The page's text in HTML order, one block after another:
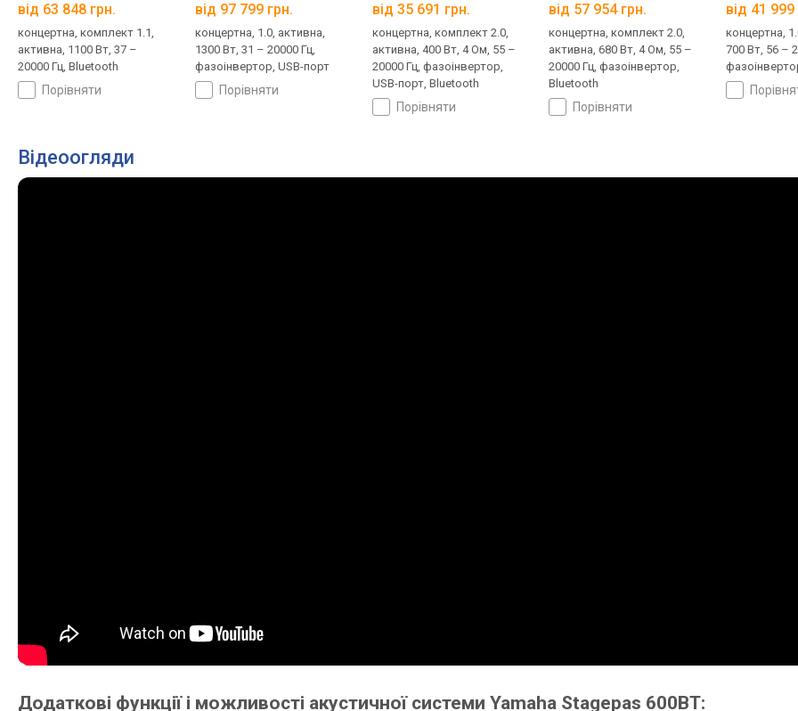
від 63 848 грн.
концертна, комплект 1.1,
активна, 1100 Вт, 37 –
20000 Гц, Bluetooth
порівняти
від 97 799 грн.
концертна, 1.0, активна,
1300 Вт, 31 – 20000 Гц,
фазоінвертор, USB-порт
порівняти
від 35 691 грн.
концертна, комплект 2.0,
активна, 400 Вт, 4 Ом, 55 –
20000 Гц, фазоінвертор,
USB-порт, Bluetooth
порівняти
від 57 954 грн.
концертна, комплект 2.0,
активна, 680 Вт, 4 Ом, 55 –
20000 Гц, фазоінвертор,
Bluetooth
порівняти
від 41 999
концертна,
700 Вт, 56 –
Відеоогляди
Додаткові функції і можливості акустичної системи Yamaha Stagepas 600BT: